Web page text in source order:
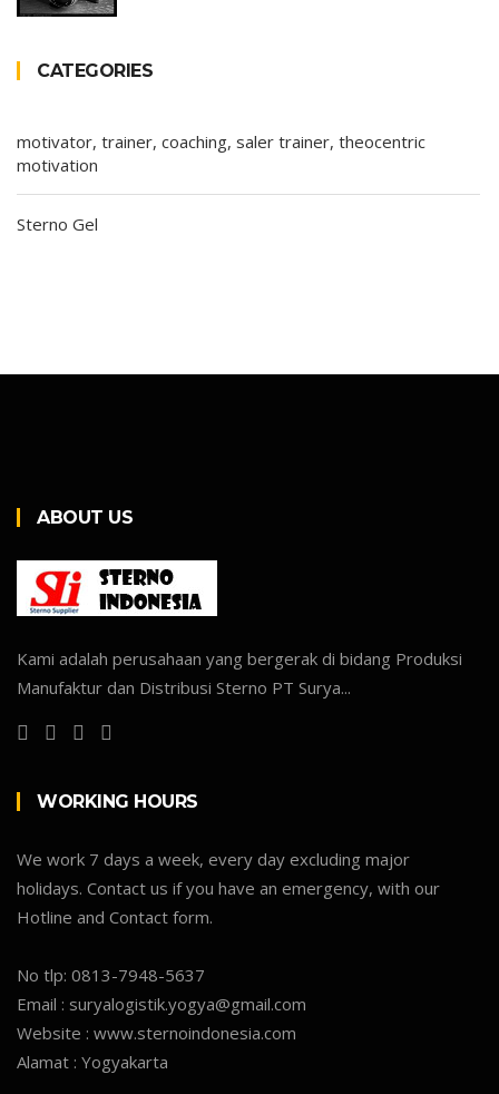
CATEGORIES
motivator, trainer, coaching, saler trainer, theocentric
motivation
Sterno Gel
ABOUT US
Kami adalah perusahaan yang bergerak di bidang Produksi
Manufaktur dan Distribusi Sterno PT Surya...
WORKING HOURS
We work 7 days a week, every day excluding major
holidays. Contact us if you have an emergency, with our
Hotline and Contact form.
No tlp: 0813-7948-5637
Email : suryalogistik.yogya@gmail.com
Website : www.sternoindonesia.com
Alamat : Yogyakarta